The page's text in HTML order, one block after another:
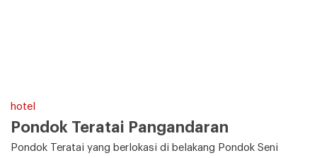
hotel
Pondok Teratai Pangandaran
Pondok Teratai yang berlokasi di belakang Pondok Seni